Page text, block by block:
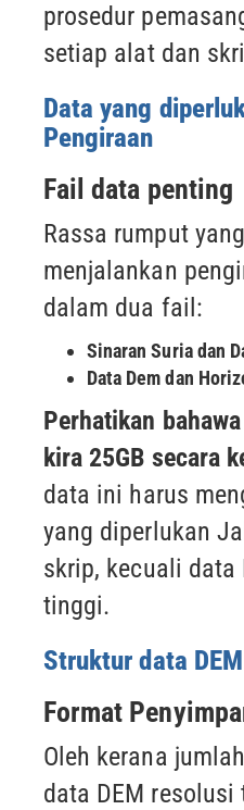
prosedur
setiap alat dan
Data yang
Pengiraan
Fail data penting
Rassa rumput
menjalankan
dalam dua fail:
Sinaran Suria dan
Data Dem dan
Perhatikan
kira 25GB secara
data ini harus
yang diperlukan
skrip, kecuali data
tinggi.
Struktur data
Format
Oleh kerana
data DEM